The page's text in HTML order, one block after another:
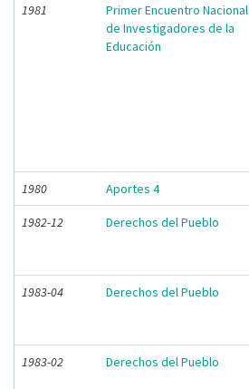
1981
Primer Encuentro Nacional
de Investigadores de la
Educación
1980 Aportes 4
1982-12 Derechos del Pueblo
1983-04 Derechos del Pueblo
1983-02 Derechos del Pueblo